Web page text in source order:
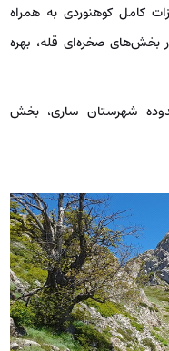
کامل کوهنوردی به همراه
بخش‌های صخره‌ای قله، بهره
شهرستان ساری، بخش